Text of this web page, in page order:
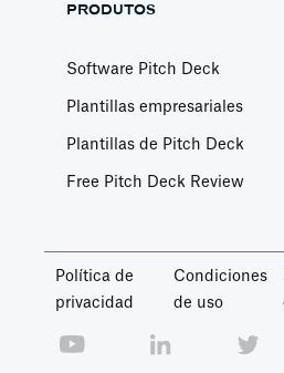
PRODUTOS
Software Pitch Deck
Plantillas empresariales
Plantillas de Pitch Deck
Free Pitch Deck Review
Política de
privacidad
Condiciones
de uso